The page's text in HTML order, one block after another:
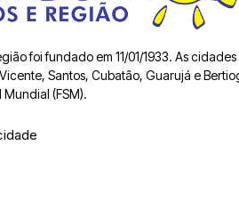
foi fundado em 11/01/1933. As
Santos, Cubatão, Guarujá e
(FSM).